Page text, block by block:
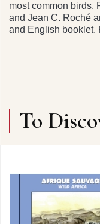
most common birds.
and Jean C. Roché
and English booklet.
To